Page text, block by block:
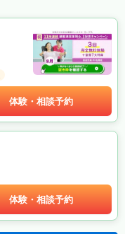
体験・相談予約
体験・相談予約